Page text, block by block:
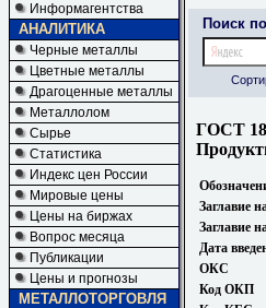
Информагентства
АНАЛИТИКА
Черные металлы
Цветные металлы
Драгоценные металлы
Металлолом
Сырье
Статистика
Индекс цен России
Мировые цены
Цены на биржах
Вопрос месяца
Публикации
Цены и прогнозы
МЕТАЛЛОТОРГОВЛЯ
Поиск
ГОСТ
Заглавие
Заглавие
Дата
ОКС
Код ОКП